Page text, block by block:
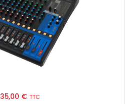
35,00 € TTC